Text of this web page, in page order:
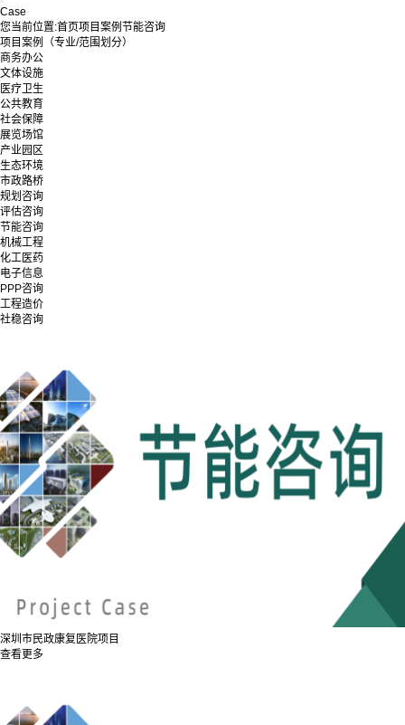
Case
您当前位置:首页项目案例 节能咨询
项目案例（专业/范围划分）
商务办公
文体设施
医疗卫生
公共教育
社会保障
展览场馆
产业园区
生态环境
市政路桥
规划咨询
评估咨询
节能咨询
机械工程
化工医药
电子信息
PPP咨询
工程造价
社稳咨询
深圳市民政康复医院项目
查看更多